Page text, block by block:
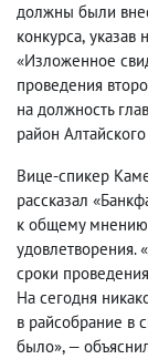
должны были
конкурса, указав
«Изложенное
проведения
на должность
район
Вице-спикер
рассказал
к общему мнению:
удовлетворения.
сроки
На сегодня
в райсобрание в
было», —